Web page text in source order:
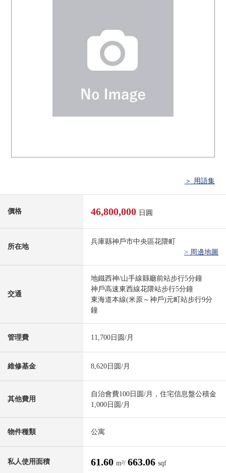
＞ 用語集
價格 46,800,000 日圓
所在地
兵庫縣神戶市中央區花隈町
> 周邊地圖
交通
地鐵西神/山手線縣廳前站步行5分鐘
神戶高速東西線花隈站步行5分鐘
東海道本線(米原～神戶)元町站步行9分
鐘
管理費 11,700日圆/月
維修基金 8,620日圆/月
其他費用
自治會費100日圆/月，住宅信息盤公積金
1,000日圆/月
物件種類 公寓
私人使用面積 61.60 m²/ 663.06 sqf